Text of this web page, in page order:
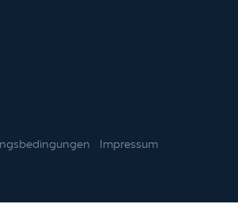
Impressum